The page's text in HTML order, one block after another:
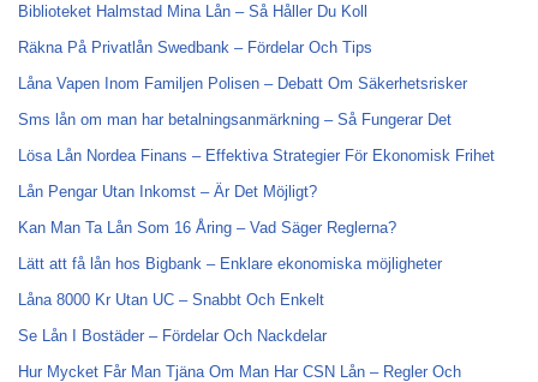
Biblioteket Halmstad Mina Lån – Så Håller Du Koll
Räkna På Privatlån Swedbank – Fördelar Och Tips
Låna Vapen Inom Familjen Polisen – Debatt Om Säkerhetsrisker
Sms lån om man har betalningsanmärkning – Så Fungerar Det
Lösa Lån Nordea Finans – Effektiva Strategier För Ekonomisk Frihet
Lån Pengar Utan Inkomst – Är Det Möjligt?
Kan Man Ta Lån Som 16 Åring – Vad Säger Reglerna?
Lätt att få lån hos Bigbank – Enklare ekonomiska möjligheter
Låna 8000 Kr Utan UC – Snabbt Och Enkelt
Se Lån I Bostäder – Fördelar Och Nackdelar
Hur Mycket Får Man Tjäna Om Man Har CSN Lån – Regler Och